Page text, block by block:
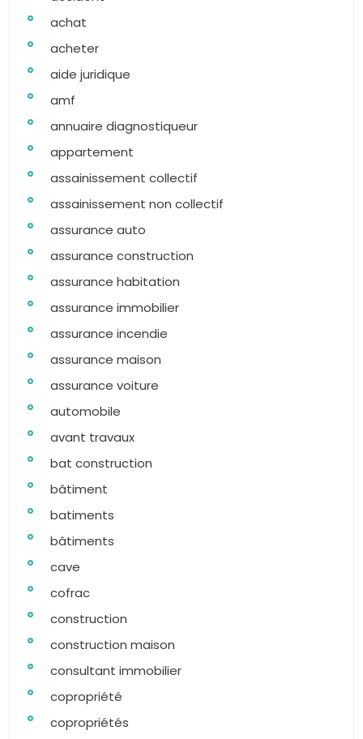
achat
acheter
aide juridique
amf
annuaire diagnostiqueur
appartement
assainissement collectif
assainissement non collectif
assurance auto
assurance construction
assurance habitation
assurance immobilier
assurance incendie
assurance maison
assurance voiture
automobile
avant travaux
bat construction
bâtiment
batiments
bâtiments
cave
cofrac
construction
construction maison
consultant immobilier
copropriété
copropriétés